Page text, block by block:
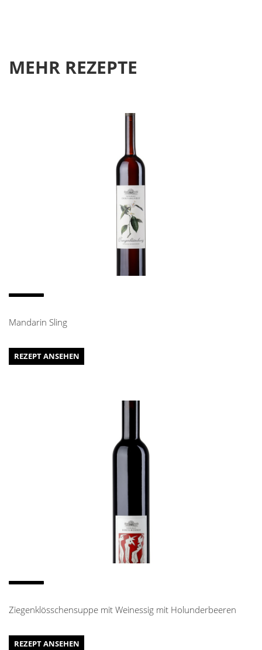
MEHR REZEPTE
Mandarin Sling
REZEPT ANSEHEN
Ziegenklösschensuppe mit Weinessig mit Holunderbeeren
REZEPT ANSEHEN